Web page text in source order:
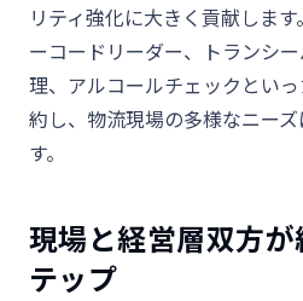
リティ強化に大きく貢献しま
ーコードリーダー、トランシ
理、アルコールチェックとい
約し、物流現場の多様なニー
す。
現場と経営層双方
テップ